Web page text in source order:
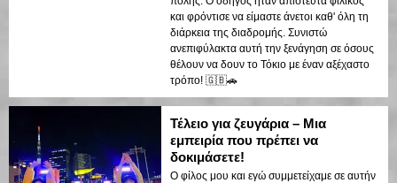
και φρόντισε να είμαστε άνετοι καθ' όλη τη
διάρκεια της διαδρομής. Συνιστώ
ανεπιφύλακτα αυτή την ξενάγηση σε όσους
θέλουν να δουν το Τόκιο με έναν αξέχαστο
τρόπο! 🇬🇧🚗
Τέλειο για ζευγάρια – Μια
εμπειρία που πρέπει να
δοκιμάσετε!
Ο φίλος μου και εγώ συμμετείχαμε σε αυτήν